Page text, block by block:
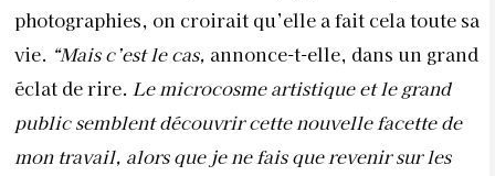
photographies, on croirait qu’elle a fait cela toute sa
vie. “Mais c’est le cas, annonce-t-elle, dans un grand
éclat de rire. Le microcosme artistique et le grand
public semblent découvrir cette nouvelle facette de
mon travail, alors que je ne fais que revenir sur les